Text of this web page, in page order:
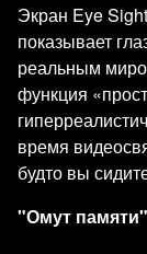
Экран Eye
показывает
реальным
функция
время
будто вы
"Омут